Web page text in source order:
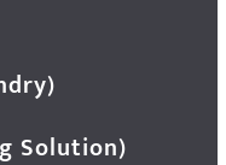
Solution)